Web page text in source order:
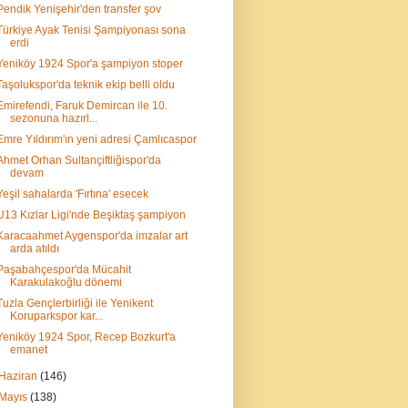
Yenişehir'den transfer şov
Ayak Tenisi Şampiyonası sona
erdi
1924 Spor'a şampiyon stoper
teknik ekip belli oldu
Faruk Demircan ile 10.
sezonuna hazırl...
Yıldırım'ın yeni adresi Çamlıcaspor
Orhan Sultançiftliğispor'da
devam
sahalarda 'Fırtına' esecek
Kızlar Ligi'nde Beşiktaş şampiyon
Aygenspor'da imzalar art
arda atıldı
Mücahit
Karakulakoğlu dönemi
Gençlerbirliği ile Yenikent
Koruparkspor kar...
1924 Spor, Recep Bozkurt'a
emanet
(146)
(138)